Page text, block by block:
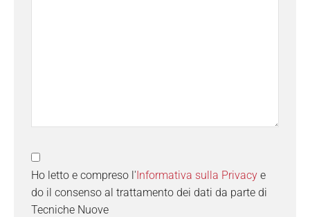
Ho letto e compreso l'Informativa sulla Privacy e
do il consenso al trattamento dei dati da parte di
Tecniche Nuove